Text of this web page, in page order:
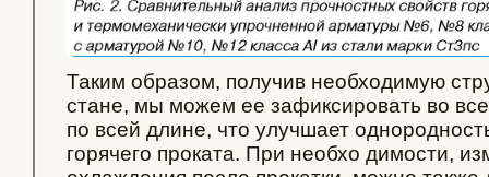
Таким образом, получив необходимую
стане, мы можем ее зафиксировать во
по всей длине, что улучшает
горячего проката. При необхо димости,